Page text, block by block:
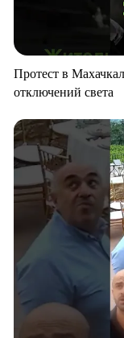
Протест в
отключений света